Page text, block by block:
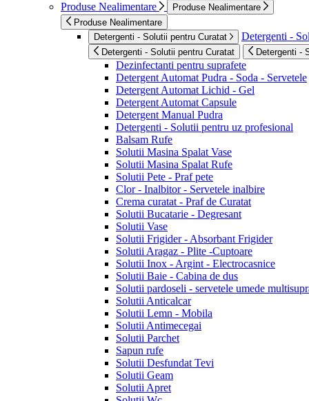
Produse Nealimentare
Produse Nealimentare
Produse Nealimentare
Detergenti - Solutii pentru Curatat
Detergenti -
Detergenti - Solutii pentru Curatat Detergenti -
Dezinfectanti pentru suprafete
Detergent Automat Pudra - Soda - Servetele
Detergent Automat Lichid - Gel
Detergent Automat Capsule
Detergent Manual Pudra
Detergenti - Solutii pentru uz profesional
Balsam Rufe
Solutii Masina Spalat Vase
Solutii Masina Spalat Rufe
Solutii Pete - Praf pete
Clor - Inalbitor - Servetele inalbire
Crema curatat - Praf de Curatat
Solutii Bucatarie - Degresant
Solutii Vase
Solutii Frigider - Absorbant Frigider
Solutii Aragaz - Plite -Cuptoare
Solutii Inox - Argint - Electrocasnice
Solutii Baie - Cabina de dus
Solutii pardoseli - servetele umede
Solutii Anticalcar
Solutii Lemn - Mobila
Solutii Antimecegai
Solutii Parchet
Sapun rufe
Solutii Desfundat Tevi
Solutii Geam
Solutii Apret